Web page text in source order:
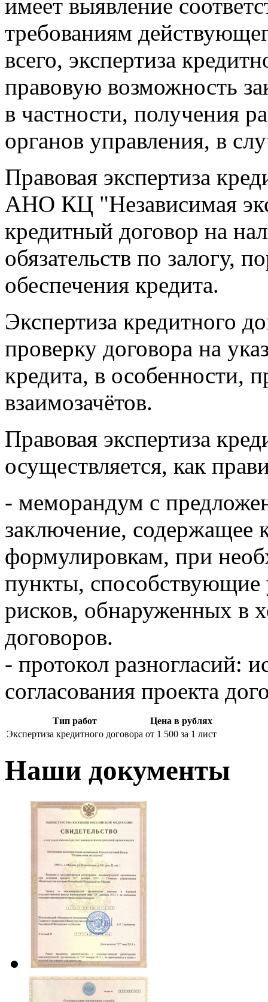
имеет выявление
требованиям
всего, экспертиза
правовую возможность
в частности, получения
органов управления, в
Правовая экспертиза
АНО КЦ "Независимая
кредитный договор на
обязательств по залогу,
обеспечения кредита.
Экспертиза кредитного
проверку договора на
кредита, в особенности,
взаимозачётов.
Правовая экспертиза
осуществляется, как
- меморандум с
заключение,
формулировкам, при
пункты,
рисков, обнаруженных в
договоров.
- протокол разногласий:
согласования проекта
Тип работ
Цена в рублях
Экспертиза кредитного договора от 1 500 за 1 лист
Наши документы